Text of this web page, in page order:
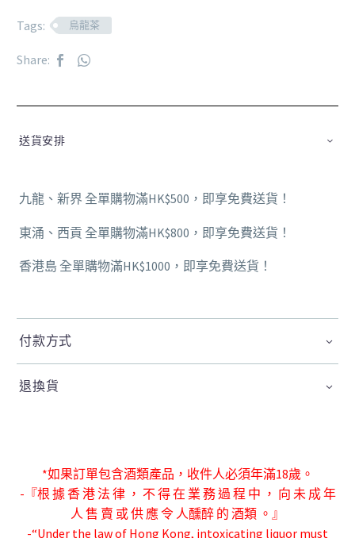
Tags: 烏龍茶
Share:
送貨安排
九龍、新界 全單購物滿HK$500，即享免費送貨！
東涌、西貢 全單購物滿HK$800，即享免費送貨！
香港島 全單購物滿HK$1000，即享免費送貨！
付款方式
退換貨
*如果訂單包含酒類產品，收件人必須年滿18歲。
-『根 據 香 港 法 律 ， 不 得 在 業 務 過 程 中 ， 向 未 成 年
人 售 賣 或 供 應 令 人醺醉 的 酒類 。』
-“Under the law of Hong Kong, intoxicating liquor must